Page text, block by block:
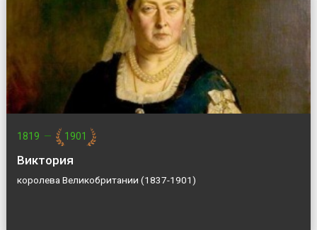
1819 — 1901
Виктория
королева Великобритании (1837-1901)